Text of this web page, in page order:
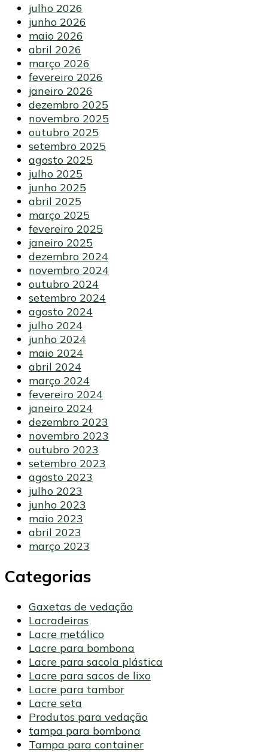
julho 2026
junho 2026
maio 2026
abril 2026
março 2026
fevereiro 2026
janeiro 2026
dezembro 2025
novembro 2025
outubro 2025
setembro 2025
agosto 2025
julho 2025
junho 2025
abril 2025
março 2025
fevereiro 2025
janeiro 2025
dezembro 2024
novembro 2024
outubro 2024
setembro 2024
agosto 2024
julho 2024
junho 2024
maio 2024
abril 2024
março 2024
fevereiro 2024
janeiro 2024
dezembro 2023
novembro 2023
outubro 2023
setembro 2023
agosto 2023
julho 2023
junho 2023
maio 2023
abril 2023
março 2023
Categorias
Gaxetas de vedação
Lacradeiras
Lacre metálico
Lacre para bombona
Lacre para sacola plástica
Lacre para sacos de lixo
Lacre para tambor
Lacre seta
Produtos para vedação
tampa para bombona
Tampa para container